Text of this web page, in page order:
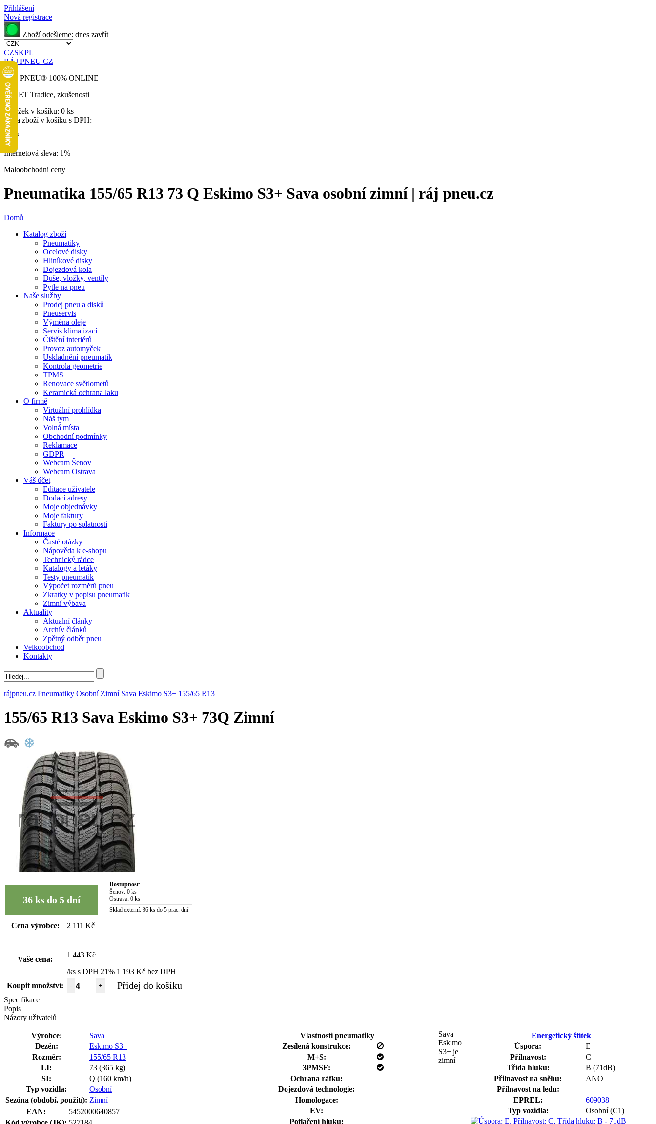
Přihlášení
Nová registrace
Zboží odešleme: dnes zavřít
CZSKPL
RÁJ PNEU CZ
RÁJ PNEU® 100% ONLINE
32 LET Tradice, zkušenosti
Položek v košíku: 0 ks
Cena zboží v košíku s DPH:
0 Kč
Internetová sleva: 1%
Maloobchodní ceny
Pneumatika 155/65 R13 73 Q Eskimo S3+ Sava osobní zimní | ráj pneu.cz
Domů
Katalog zboží
Pneumatiky
Ocelové disky
Hliníkové disky
Dojezdová kola
Duše, vložky, ventily
Pytle na pneu
Naše služby
Prodej pneu a disků
Pneuservis
Výměna oleje
Servis klimatizací
Čištění interiérů
Provoz automyček
Uskladnění pneumatik
Kontrola geometrie
TPMS
Renovace světlometů
Keramická ochrana laku
O firmě
Virtuální prohlídka
Náš tým
Volná místa
Obchodní podmínky
Reklamace
GDPR
Webcam Šenov
Webcam Ostrava
Váš účet
Editace uživatele
Dodací adresy
Moje objednávky
Moje faktury
Faktury po splatnosti
Informace
Časté otázky
Nápověda k e-shopu
Technický rádce
Katalogy a letáky
Testy pneumatik
Výpočet rozměrů pneu
Zkratky v popisu pneumatik
Zimní výbava
Aktuality
Aktualní články
Archív článků
Zpětný odběr pneu
Velkoobchod
Kontakty
rájpneu.cz Pneumatiky Osobní Zimní Sava Eskimo S3+ 155/65 R13
155/65 R13 Sava Eskimo S3+ 73Q Zimní
36 ks do 5 dní
Dostupnost:
Šenov: 0 ks
Ostrava: 0 ks
Sklad externí: 36 ks do 5 prac. dní
Cena výrobce: 2 111 Kč
Vaše cena:
1 443 Kč
/ks s DPH 21% 1 193 Kč bez DPH
Koupit množství:
- + Přidej do košíku
Specifikace
Popis
Názory uživatelů
Výrobce:
Sava
Dezén:
Eskimo S3+
Rozměr:
155/65 R13
LI:
73 (365 kg)
SI:
Q (160 km/h)
Typ vozidla:
Osobní
Sezóna (období, použití): Zimní
EAN:
5452000640857
Kód výrobce (JK): 527184
Vlastnosti pneumatiky
Zesílená konstrukce:
M+S:
3PMSF:
Ochrana ráfku:
Dojezdová technologie:
Homologace:
EV:
Potlačení hluku:
Energetický štítek
Úspora:
E
Přilnavost:
C
Třída hluku:
B (71dB)
Přilnavost na sněhu:
ANO
Přilnavost na ledu:
EPREL:
609038
Typ vozidla:
Osobní (C1)
Sava
Eskimo
S3+ je
zimní